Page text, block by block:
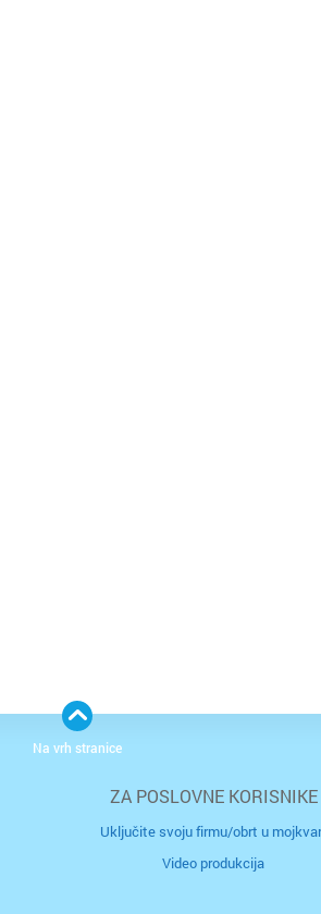
ZA POSLOVNE KORISNIKE
Uključite svoju firmu/obrt u
Video produkcija
Na vrh stranice